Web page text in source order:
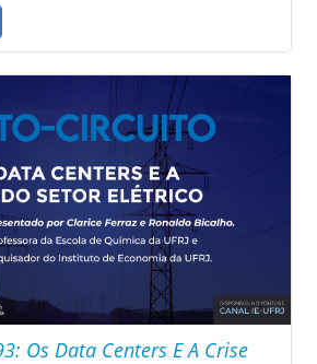
Os Data Centers E A Crise